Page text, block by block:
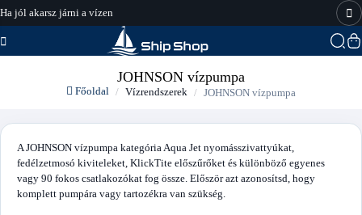
Ha jól akarsz járni a vízen
hajo-felszereles.hu
JOHNSON vízpumpa
Főoldal Vízrendszerek JOHNSON vízpumpa
A JOHNSON vízpumpa kategória Aqua Jet nyomásszivattyúkat,
fedélzetmosó kiviteleket, KlickTite előszűrőket és különböző egyenes
vagy 90 fokos csatlakozókat fog össze. Először azt azonosítsd, hogy
komplett pumpára vagy tartozékra van szükség.